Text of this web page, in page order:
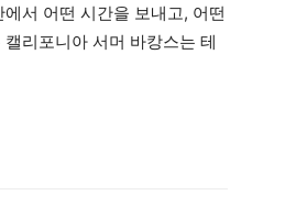
서 어떤 시간을 보내고, 어떤
리포니아 서머 바캉스는 테